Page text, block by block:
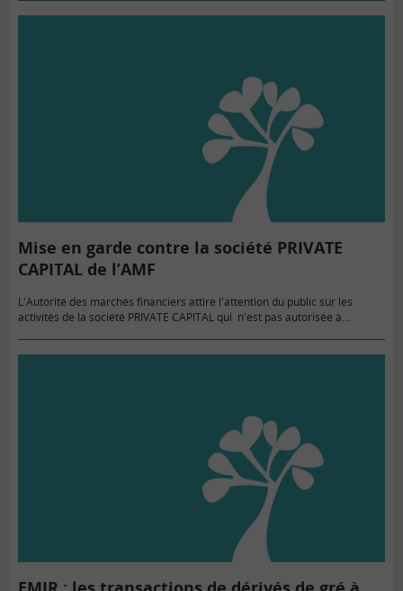
Mise en garde contre la société PRIVATE
CAPITAL de l’AMF
L'Autorité des marchés financiers attire l'attention du public sur les
activités de la société PRIVATE CAPITAL qui n'est pas autorisée à